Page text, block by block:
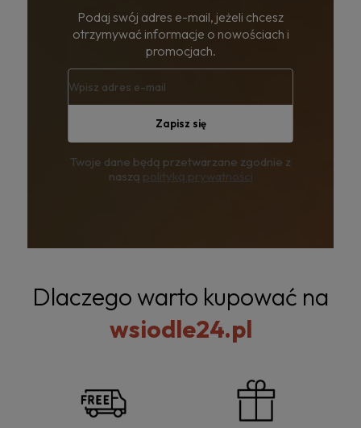
Podaj swój adres e-mail, jeżeli chcesz
otrzymywać informacje o nowościach i
promocjach.
Zapisz się
Twoje dane będą przetwarzane zgodnie z
naszą polityką prywatności
Dlaczego warto kupować na
wsiodle24.pl